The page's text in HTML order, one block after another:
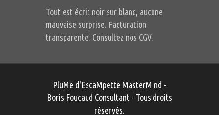
Tout est écrit noir sur blanc, aucune
mauvaise surprise. Facturation
transparente. Consultez nos CGV.
PluMe d'EscaMpette MasterMind -
Boris Foucaud Consultant - Tous droits
réservés.